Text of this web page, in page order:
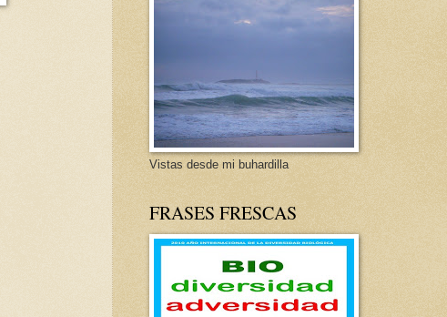
Vistas desde mi buhardilla
FRASES FRESCAS